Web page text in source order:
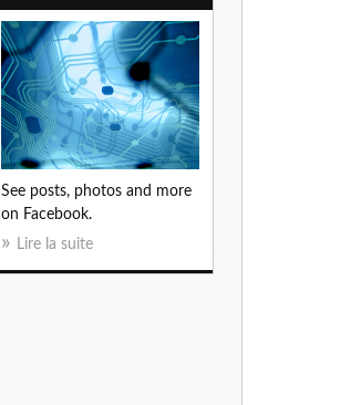
See posts, photos and more
on Facebook.
Lire la suite